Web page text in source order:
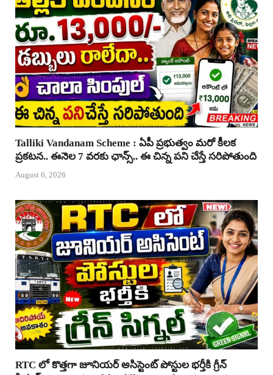
Talliki Vandanam Scheme : ఏపీ ప్రభుత్వం మరో కీలక
ప్రకటన.. ఈనెల 7 వరకు ఛాన్స్.. ఈ చిన్న పని చేస్తే సరిపోతుంది
August 6, 2026
RTC లో కొత్తగా జూనియర్ అసిస్టెంట్ పోస్టుల భర్తీకి గ్రీన్